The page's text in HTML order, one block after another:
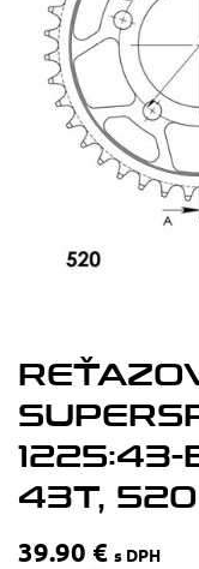
1225:43-
43T, 520
39.90 € s DPH